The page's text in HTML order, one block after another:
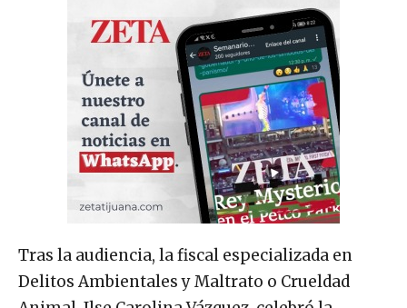
Tras la audiencia, la fiscal especializada en
Delitos Ambientales y Maltrato o Crueldad